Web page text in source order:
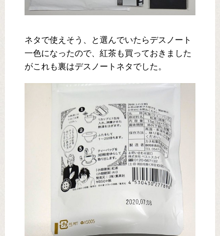
ネタで使えそう、と選んでいたらデスノート
一色になったので、紅茶も買っておきました
がこれも裏はデスノートネタでした。